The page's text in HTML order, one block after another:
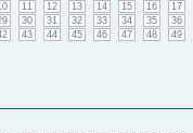
11 12 13 14 15 16
17
30 31 32 33 34 35
36
43 44 45 46 47 48 49